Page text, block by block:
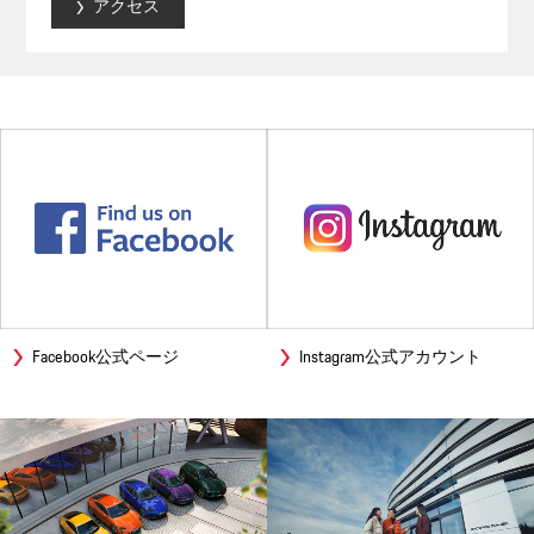
アクセス
Facebook公式ページ Instagram公式アカウント